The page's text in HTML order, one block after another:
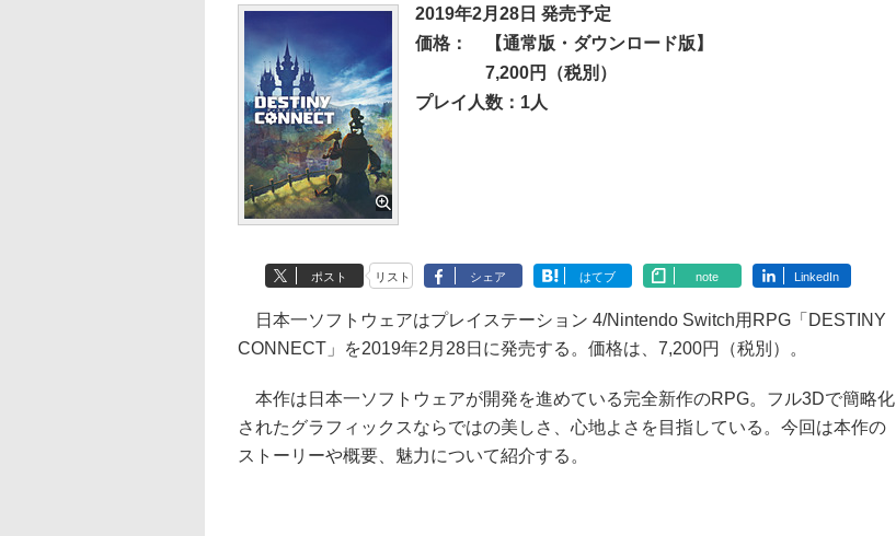
2019年2月28日 発売予定
価格：
【通常版・ダウンロード版】
7,200円（税別）
プレイ人数：1人
ポスト リスト シェア はてブ note LinkedIn
日本一ソフトウェアはプレイステーション 4/Nintendo Switch用RPG「DESTINY
CONNECT」を2019年2月28日に発売する。価格は、7,200円（税別）。
本作は日本一ソフトウェアが開発を進めている完全新作のRPG。フル3Dで簡略化
されたグラフィックスならではの美しさ、心地よさを目指している。今回は本作の
ストーリーや概要、魅力について紹介する。